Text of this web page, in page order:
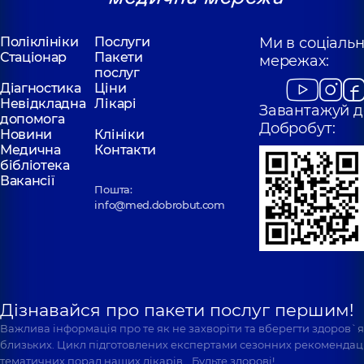
Поліклініки
Послуги
Стаціонар
Пакети
послуг
Діагностика
Ціни
Невідкладна
допомога
Лікарі
Новини
Клініки
Медична
бібліотека
Контакти
Вакансії
Пошта:
info@med.dobrobut.com
Ми в
мережах:
Завантажуй
Добробут:
Дізнавайся про пакети послуг першим!
Важлива інформація про те як не захворіти та вберегти
близьких. Цикл підготовлених експертами сезонних
тематичних порад наших лікарів… Будьте здорові!